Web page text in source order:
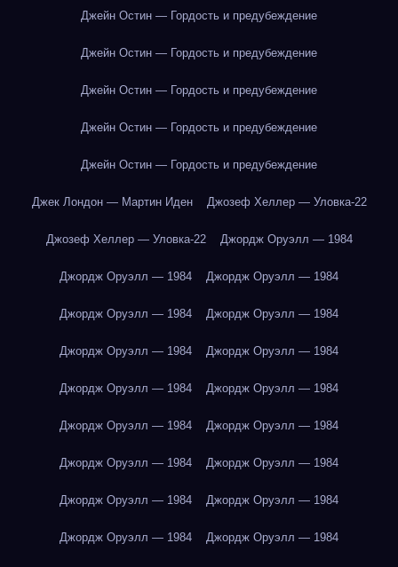
Джейн Остин — Гордость и предубеждение
Джейн Остин — Гордость и предубеждение
Джейн Остин — Гордость и предубеждение
Джейн Остин — Гордость и предубеждение
Джейн Остин — Гордость и предубеждение
Джек Лондон — Мартин Иден Джозеф Хеллер — Уловка-22
Джозеф Хеллер — Уловка-22 Джордж Оруэлл — 1984
Джордж Оруэлл — 1984 Джордж Оруэлл — 1984
Джордж Оруэлл — 1984 Джордж Оруэлл — 1984
Джордж Оруэлл — 1984 Джордж Оруэлл — 1984
Джордж Оруэлл — 1984 Джордж Оруэлл — 1984
Джордж Оруэлл — 1984 Джордж Оруэлл — 1984
Джордж Оруэлл — 1984 Джордж Оруэлл — 1984
Джордж Оруэлл — 1984 Джордж Оруэлл — 1984
Джордж Оруэлл — 1984 Джордж Оруэлл — 1984